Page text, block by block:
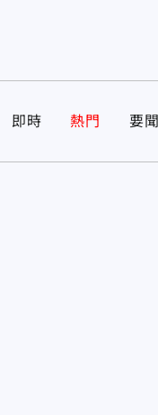
即時 熱門 要聞